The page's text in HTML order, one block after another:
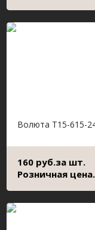
Волюта Т15-615-
160 руб.за шт.
Розничная цена.